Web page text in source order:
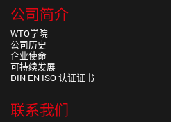
公司简介
WTO学院
公司历史
企业使命
可持续发展
DIN EN ISO 认证证书
联系我们